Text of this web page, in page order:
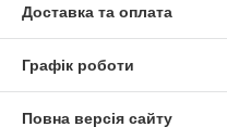
Доставка та оплата
Графік роботи
Повна версія сайту